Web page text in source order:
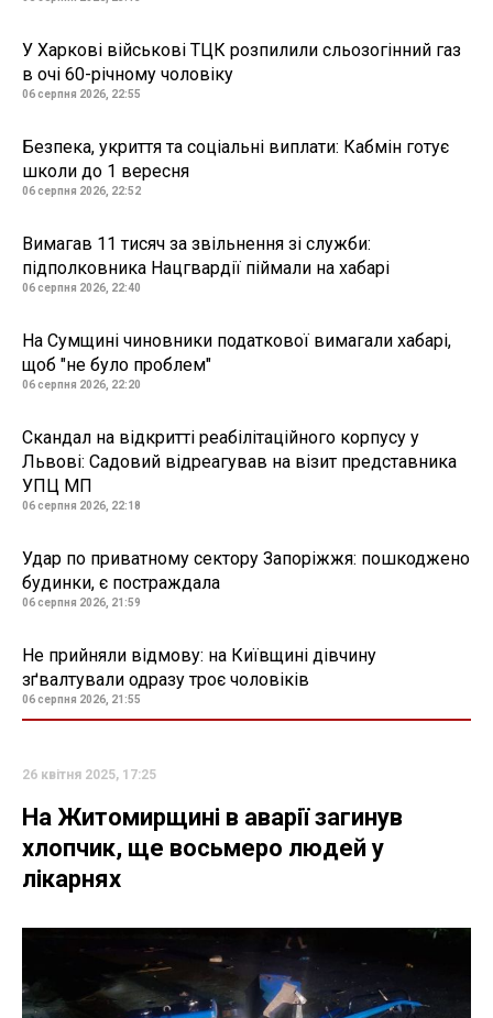
У Харкові військові ТЦК розпилили сльозогінний газ
в очі 60-річному чоловіку
06 серпня 2026, 22:55
Безпека, укриття та соціальні виплати: Кабмін готує
школи до 1 вересня
06 серпня 2026, 22:52
Вимагав 11 тисяч за звільнення зі служби:
підполковника Нацгвардії піймали на хабарі
06 серпня 2026, 22:40
На Сумщині чиновники податкової вимагали хабарі,
щоб "не було проблем"
06 серпня 2026, 22:20
Скандал на відкритті реабілітаційного корпусу у
Львові: Садовий відреагував на візит представника
УПЦ МП
06 серпня 2026, 22:18
Удар по приватному сектору Запоріжжя: пошкоджено
будинки, є постраждала
06 серпня 2026, 21:59
Не прийняли відмову: на Київщині дівчину
зґвалтували одразу троє чоловіків
06 серпня 2026, 21:55
26 квітня 2025, 17:25
На Житомирщині в аварії загинув
хлопчик, ще восьмеро людей у
лікарнях